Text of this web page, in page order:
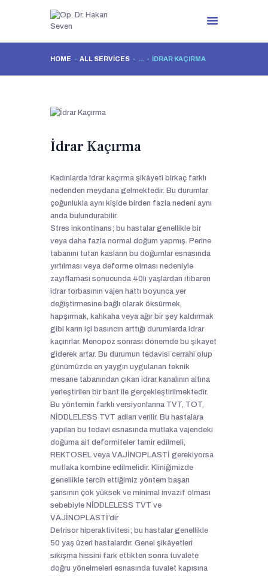
HOME ALL SERVICES ... İDRAR KAÇIRMA
ANASAYFA
JINEKOLOJIK
ESTETIK TEDAVILER
VIDEO
İLETIŞIM
İdrar Kaçırma
Kadınlarda idrar kaçırma şikâyeti birkaç farklı
nedenden meydana gelmektedir. Bu durumlar
çoğunlukla aynı kişide birden fazla nedeni aynı
anda bulundurabilir.
Stres inkontinans; bu hastalar genellikle bir
veya daha fazla normal doğum yapmış. Perine
tabanını tutan kasların bu doğumlar esnasında
yırtılması veya deforme olması nedeniyle
zayıflaması sonucunda 40lı yaşlardan itibaren
idrar torbasının vajen hattı boyunca yer
değiştirmesine bağlı olarak öksürmek,
hapşırmak, kahkaha veya ağır bir şey kaldırmak
gibi karın içi basıncın arttığı durumlarda idrar
kaçırırlar. Menopoz sonrası dönemde bu şikayet
giderek artar. Bu durumun tedavisi cerrahi olup
günümüzde en yaygın uygulanan teknik
mesane tabanından çıkan idrar kanalının altına
yerleştirilen bir bant ile gerçekleştirilmektedir.
Bu yöntemin farklı versiyonlarına TVT, TOT,
NİDDLELESS TVT adları verilir. Bu hastalara
yapılan bu tedavi esnasında mutlaka vajendeki
doğuma ait deformiteler tamir edilmeli,
REKTOSEL veya VAJİNOPLASTİ gerekiyorsa
mutlaka kombine edilmelidir. Kliniğimizde
genellikle tercih ettiğimiz yöntem başarı
şansının çok yüksek ve minimal invazif olması
sebebiyle NİDDLELESS TVT ve
VAJİNOPLASTİ’dir
Detrisor hiperaktivitesi; bu hastalar genellikle
50 yaş üzeri hastalardır. Genel şikâyetleri
sıkışma hissini fark ettikten sonra tuvalete
doğru yönelmeleri esnasında tuvalet kapısına